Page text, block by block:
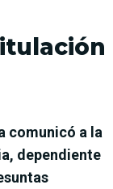
comunicó a la
dependiente